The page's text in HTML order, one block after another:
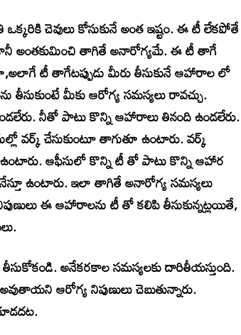
చెవులు కోసుకునే అంత ఇష్టం. ఈ టీ లేకపోతే
కానీ అంతకుమించి తాగితే అనారోగ్యమే. ఈ టీ తాగే
టీ తాగేటప్పుడు మీరు తీసుకునే ఆహారాల లో
తీసుకుంటే మీకు ఆరోగ్య సమస్యలు రావచ్చు.
నీతో పాటు కొన్ని ఆహారాలు తినంది ఉండలేరు.
వర్క్ చేసుకుంటూ తాగుతూ ఉంటారు. వర్క్
ఉంటారు. ఆఫీసులో కొన్ని టీ తో పాటు కొన్ని ఆహార
ఉంటారు. ఇలా తాగితే అనారోగ్య సమస్యలు
ఈ ఆహారాలను టీ తో కలిపి తీసుకున్నట్లయితే,
తీసుకోకండి. అనేకరకాల సమస్యలకు దారితీయస్తుంది.
ఆరోగ్య నిపుణులు చెబుతున్నారు.